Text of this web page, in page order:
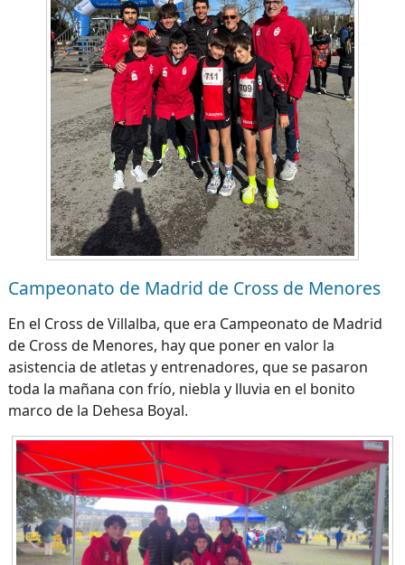
Campeonato de Madrid de Cross de Menores
En el Cross de Villalba, que era Campeonato de Madrid
de Cross de Menores, hay que poner en valor la
asistencia de atletas y entrenadores, que se pasaron
toda la mañana con frío, niebla y lluvia en el bonito
marco de la Dehesa Boyal.